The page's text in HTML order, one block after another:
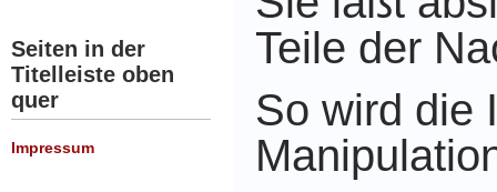
Seiten in der
Titelleiste oben
quer
Impressum
Teile der
So wird die